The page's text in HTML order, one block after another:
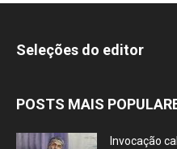
Seleções do editor
POSTS MAIS
Invocação